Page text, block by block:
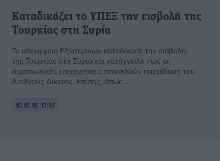
Καταδικάζει το ΥΠΕΞ την εισβολή της
Τουρκίας στη Συρία
Το υπουργείο Εξωτερικών καταδίκασε την εισβολή
της Τουρκίας στη Συρία και κατήγγειλε πως οι
στρατιωτικές επιχειρήσεις αποτελούν παραβίαση του
Διεθνούς Δικαίου. Επίσης, όπως ...
10.10.19, 17:51